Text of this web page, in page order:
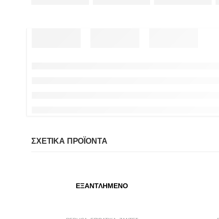
ΣΧΕΤΙΚΆ ΠΡΟΪΌΝΤΑ
ΕΞΑΝΤΛΗΜΈΝΟ